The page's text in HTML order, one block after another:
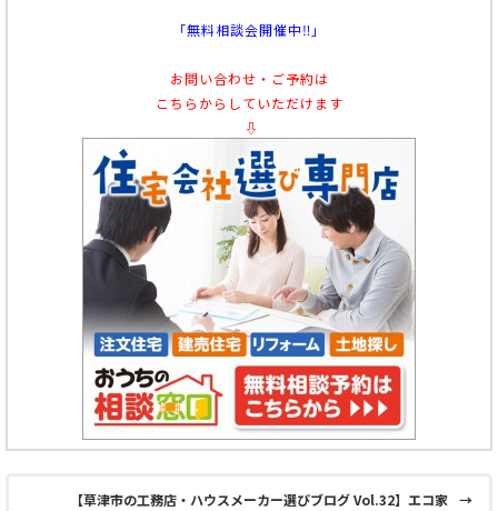
「無料相談会開催中‼」
お問い合わせ・ご予約は
こちらからしていただけます
⇩
【草津市の工務店・ハウスメーカー選びブログ Vol.32】エコ家 →